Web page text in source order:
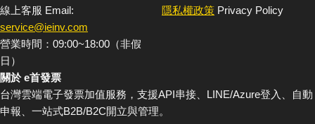
線上客服 Email:
service@ieinv.com
營業時間：09:00~18:00（非假
日）
隱私權政策 Privacy Policy
關於 e首發票
台灣雲端電子發票加值服務，支援API串接、LINE/Azure登入、自動
申報、一站式B2B/B2C開立與管理。